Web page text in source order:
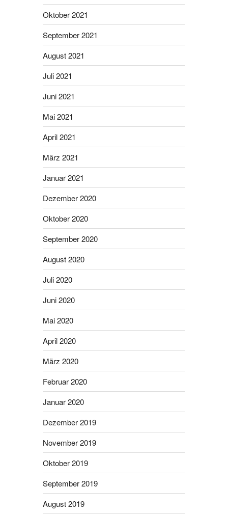
Oktober 2021
September 2021
August 2021
Juli 2021
Juni 2021
Mai 2021
April 2021
März 2021
Januar 2021
Dezember 2020
Oktober 2020
September 2020
August 2020
Juli 2020
Juni 2020
Mai 2020
April 2020
März 2020
Februar 2020
Januar 2020
Dezember 2019
November 2019
Oktober 2019
September 2019
August 2019